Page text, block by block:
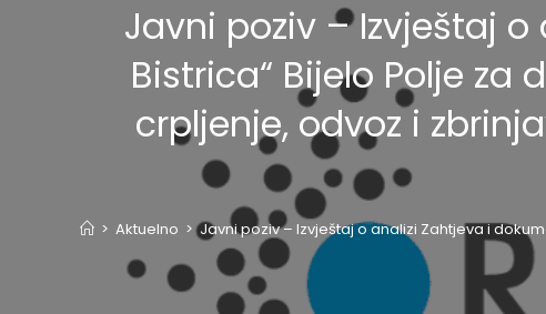
Javni poziv – Izvještaj
Bistrica“ Bijelo Polje
crpljenje, odvoz i
> Aktuelno > Javni poziv – Izvještaj o analizi Zahtjeva i